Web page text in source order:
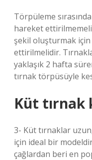
Törpüleme
hareket
şekil oluşturmak
ettirilmelidir.
yaklaşık 2 hafta
tırnak törpüsüyle
Küt tırnak
3- Küt tırnaklar
için ideal bir
çağlardan beri en